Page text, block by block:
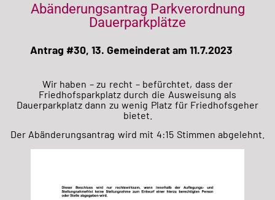
Abänderungsantrag Parkverordnung
Dauerparkplätze
Antrag #30, 13. Gemeinderat am 11.7.2023
Wir haben – zu recht – befürchtet, dass der
Friedhofsparkplatz durch die Ausweisung als
Dauerparkplatz dann zu wenig Platz für Friedhofsgeher
bietet.
Der Abänderungsantrag wird mit 4:15 Stimmen abgelehnt.